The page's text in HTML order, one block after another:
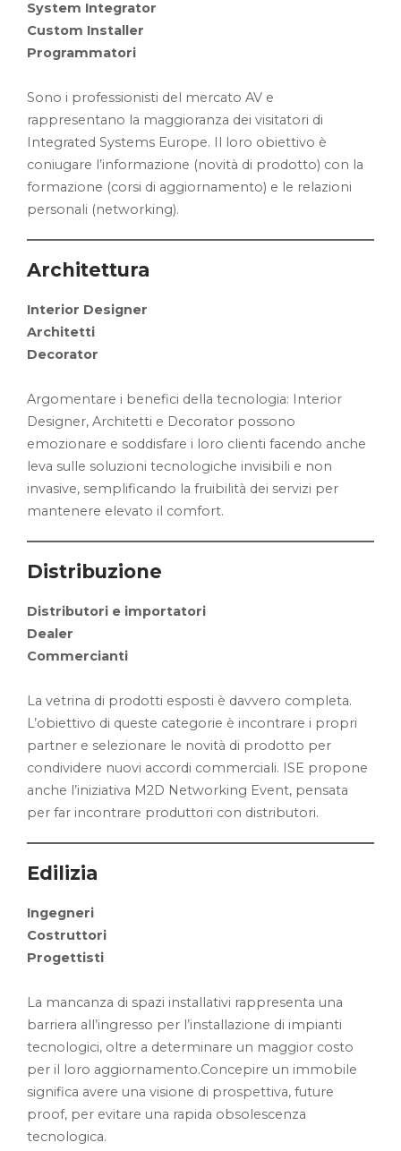
System Integrator
Custom Installer
Programmatori
Sono i professionisti del mercato AV e
rappresentano la maggioranza dei visitatori di
Integrated Systems Europe. Il loro obiettivo è
coniugare l’informazione (novità di prodotto) con la
formazione (corsi di aggiornamento) e le relazioni
personali (networking).
Architettura
Interior Designer
Architetti
Decorator
Argomentare i benefici della tecnologia: Interior
Designer, Architetti e Decorator possono
emozionare e soddisfare i loro clienti facendo anche
leva sulle soluzioni tecnologiche invisibili e non
invasive, semplificando la fruibilità dei servizi per
mantenere elevato il comfort.
Distribuzione
Distributori e importatori
Dealer
Commercianti
La vetrina di prodotti esposti è davvero completa.
L’obiettivo di queste categorie è incontrare i propri
partner e selezionare le novità di prodotto per
condividere nuovi accordi commerciali. ISE propone
anche l’iniziativa M2D Networking Event, pensata
per far incontrare produttori con distributori.
Edilizia
Ingegneri
Costruttori
Progettisti
La mancanza di spazi installativi rappresenta una
barriera all’ingresso per l’installazione di impianti
tecnologici, oltre a determinare un maggior costo
per il loro aggiornamento.Concepire un immobile
significa avere una visione di prospettiva, future
proof, per evitare una rapida obsolescenza
tecnologica.